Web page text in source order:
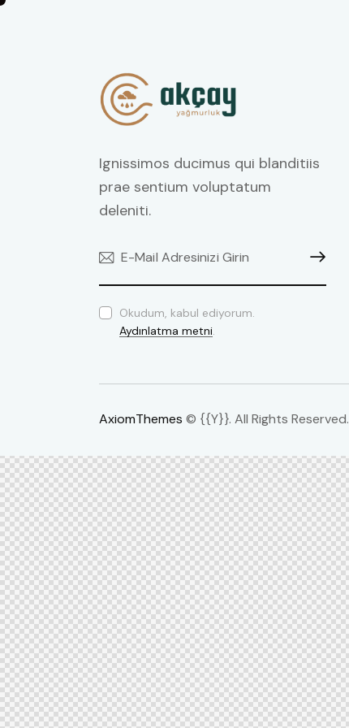
Ignissimos ducimus qui blanditiis
prae sentium voluptatum
deleniti.
GÖNDER
Okudum, kabul ediyorum.
Aydınlatma metni.
AxiomThemes © {{Y}}. All Rights Reserved.